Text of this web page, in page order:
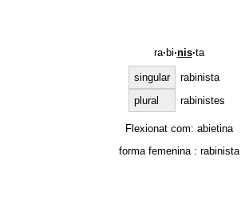
ra· bi·nis·ta
singular
rabinista
plural
rabinistes
Flexionat com: abietina
forma femenina : rabinista